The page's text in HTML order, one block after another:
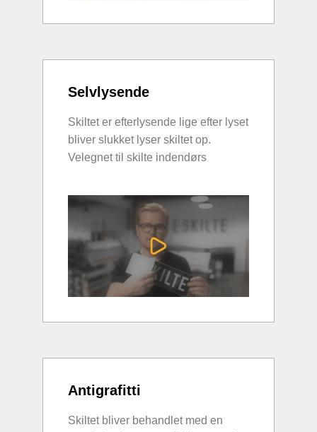
Selvlysende
Skiltet er efterlysende lige efter lyset
bliver slukket lyser skiltet op.
Velegnet til skilte indendørs
Antigrafitti
Skiltet bliver behandlet med en